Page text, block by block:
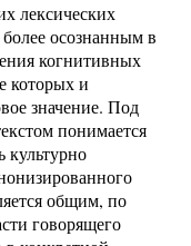
лексических
осознанным в
когнитивных
которых и
значение. Под
понимается
культурно
общим, по
говорящего